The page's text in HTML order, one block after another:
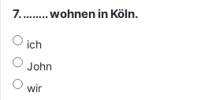
7. …….. wohnen in Köln.
ich
John
wir